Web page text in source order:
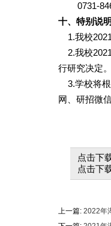
0731-
十、 特别说
1.我校
2.我校
行研究决定
3.学校将
网、研招微
点击下
点击下
上一篇: 2022年